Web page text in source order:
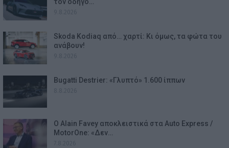
τον οδηγό…
Skoda Kodiaq από… χαρτί: Κι όμως, τα φώτα του
ανάβουν!
Bugatti Destrier: «Γλυπτό» 1.600 ίππων
Ο Alain Favey αποκλειστικά στα Auto Express /
MotorOne: «Δεν…